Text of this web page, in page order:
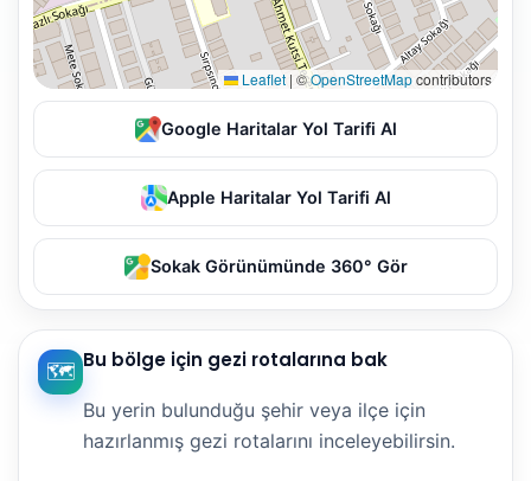
Leaflet | ©OpenStreetMapcontributors
Google Haritalar Yol Tarifi Al
Apple Haritalar Yol Tarifi Al
Sokak Görünümünde 360° Gör
🗺️ Bu bölge için gezi rotalarına bak
Bu yerin bulunduğu şehir veya ilçe için
hazırlanmış gezi rotalarını inceleyebilirsin.